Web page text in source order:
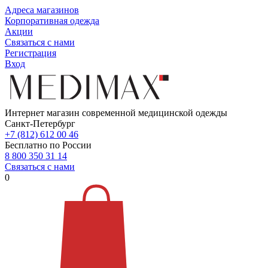
Адреса магазинов
Корпоративная одежда
Акции
Связаться с нами
Регистрация
Вход
Интернет магазин современной медицинской одежды
Санкт-Петербург
+7 (812) 612 00 46
Бесплатно по России
8 800 350 31 14
Связаться с нами
0